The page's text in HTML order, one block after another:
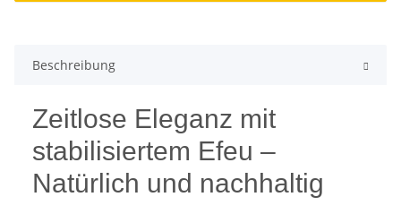
Beschreibung
Zeitlose Eleganz mit
stabilisiertem Efeu –
Natürlich und nachhaltig